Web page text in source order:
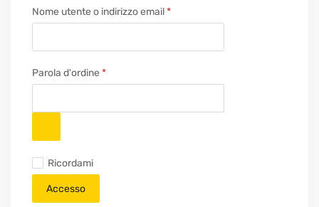
Nome utente o indirizzo email*
Parola d'ordine *
Ricordami
Accesso